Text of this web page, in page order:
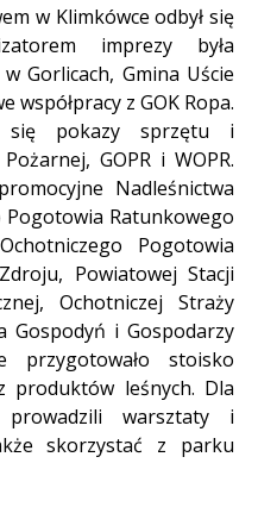
w Klimkówce odbył się
imprezy była
Gorlicach, Gmina Uście
współpracy z GOK Ropa.
się pokazy sprzętu i
GOPR i WOPR.
Nadleśnictwa
Ratunkowego
Pogotowia
Powiatowej Stacji
Ochotniczej Straży
Gospodyń i Gospodarzy
stoisko
produktów leśnych. Dla
prowadzili warsztaty i
skorzystać z parku